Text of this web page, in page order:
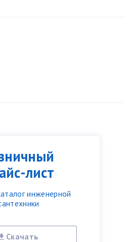
лист
инженерной
Скачать